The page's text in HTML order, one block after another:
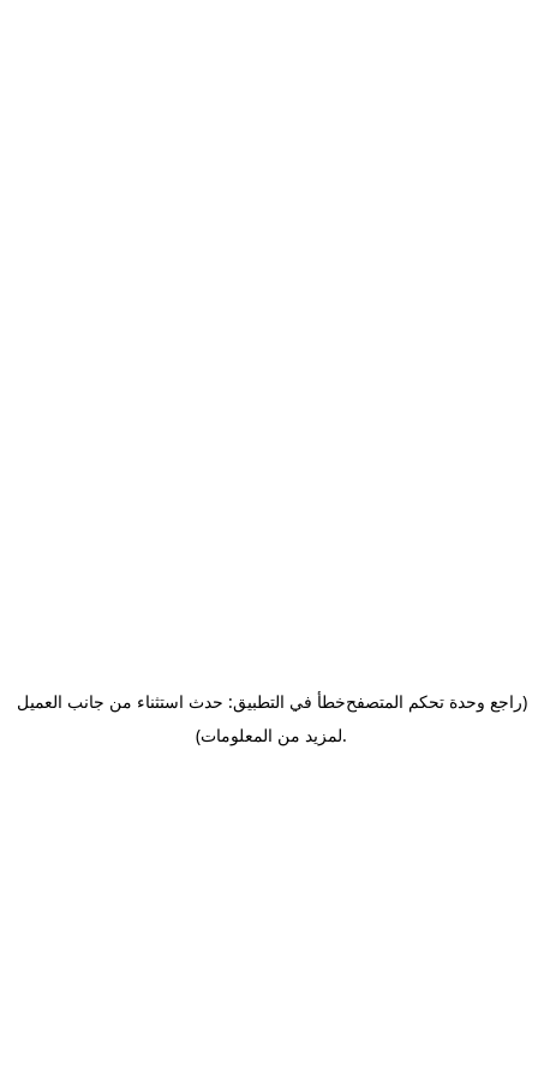
خطأ في التطبيق: حدث استثناء من جانب العميل(راجع وحدة تحكم المتصفح
لمزيد من المعلومات).